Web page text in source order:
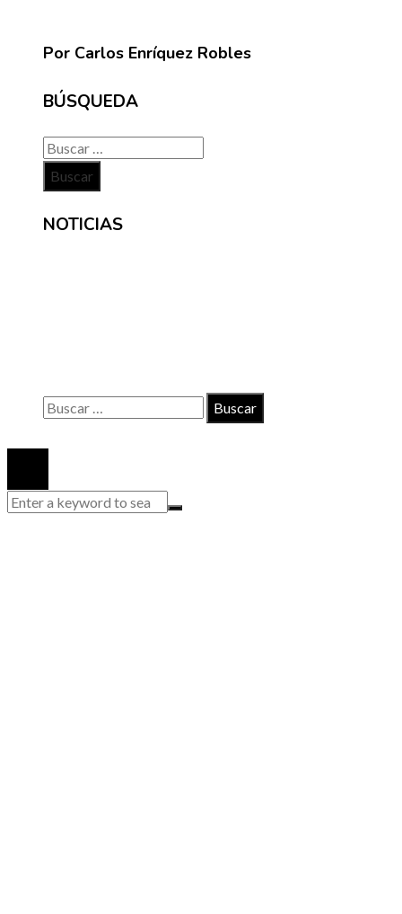
Por Carlos Enríquez Robles
BÚSQUEDA
Buscar:
NOTICIAS
Buscar: